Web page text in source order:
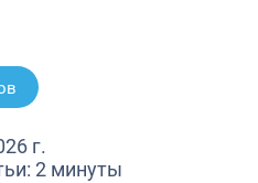
г.
2 минуты